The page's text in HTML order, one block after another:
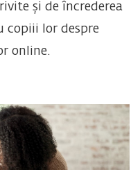
și de încrederea
copiii lor despre
online.